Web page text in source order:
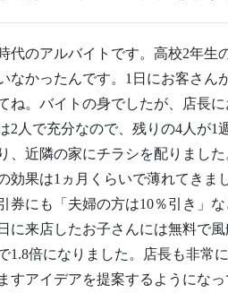
代のアルバイトです。高校2年
なかったんです。1日にお客さ
ね。バイトの身でしたが、店長
2人で充分なので、残りの4人が1
、近隣の家にチラシを配りまし
効果は1ヵ月くらいで薄れてき
券にも「夫婦の方は10％引き」
に来店したお子さんには無料で
1.8倍になりました。店長も非常
すアイデアを提案するようにな